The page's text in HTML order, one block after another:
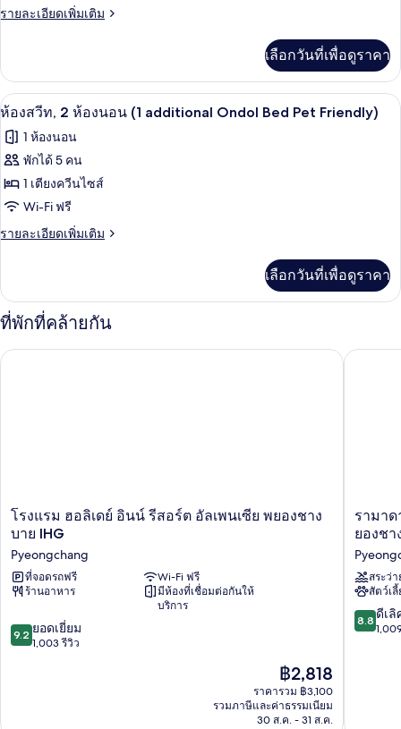
Ondol
สวีท,
นอน
(Pet
Friendly)
รายละเอียดเพิ่มเติม
ราย
เกี่ยว
กับ
ห้อง
ท,
นอน
(Pet
เลือกวันที่เพื่อดูราคา
เปิด
ภาพถ่าย
ทั้งหมด
ของ
ห้อง
สวีท,
นอน
(1
additional
4
ห้องสวีท, 2 ห้องนอน (1 additional Ondol Bed Pet Friendly)
1 ห้องนอน
พักได้ 5 คน
1 เตียงควีนไซส์
Wi-Fi ฟรี
รายละเอียดเพิ่มเติม
ราย
เกี่ยว
กับ
ห้อง
ท,
Friendly)
เลือกวันที่เพื่อดูราคา
ที่พักที่คล้ายกัน
โรงแรม
ฮอ
เดย์
อินน์
รี
อัล
เพ
โรงแรม ฮอลิเดย์ อินน์ รีสอร์ต อัลเพนเซีย พยองชาง
บาย IHG
Pyeongchang
ที่จอดรถฟรี
Wi-Fi ฟรี
ร้านอาหาร
มีห้องที่เชื่อมต่อกันให้
บริการ
9.2
จาก
9.2 ยอดเยี่ยม
1,003 รีวิว
ราคา
ปัจจุบัน
คือ
฿2,818
฿2,818
ราคารวม ฿3,100
รวมภาษีและค่าธรรมเนียม
30 ส.ค. - 31 ส.ค.
โรงแรม ฮอลิเดย์ อินน์ รีสอร์ต อัลเพนเซีย พยองชาง บาย IHG
รามา
ดา
เทล
แอนด์
สวี
ทส์
บาย
รามา
ยองชา
สระว่
สัตว์เ
8.8
จาก
8.8 ดีเลิ
รามาดา